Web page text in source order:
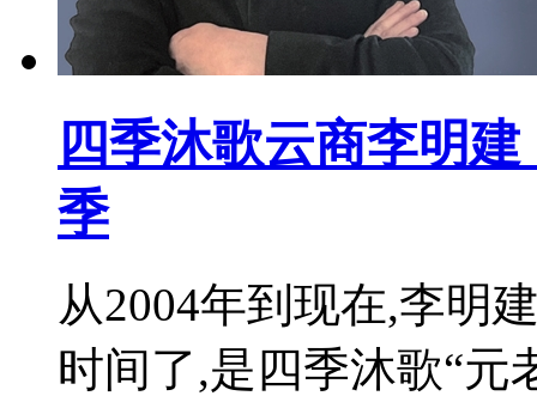
四季沐歌云商李明
季
从2004年到现在,李明
时间了,是四季沐歌“元